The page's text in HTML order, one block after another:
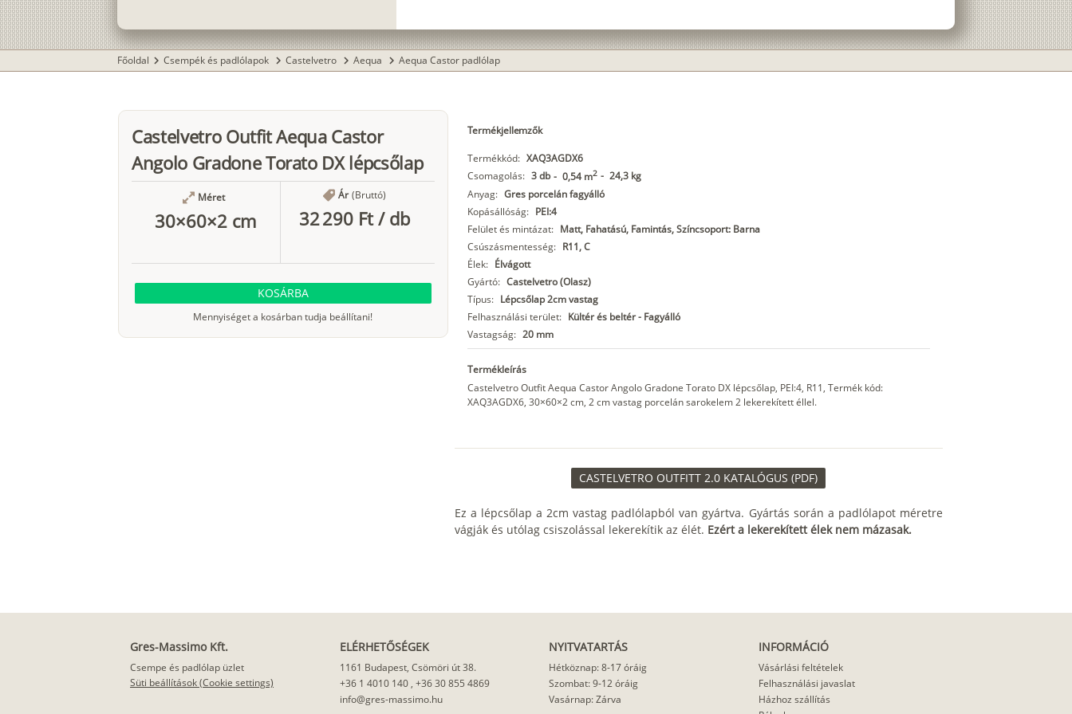
Főoldal chevron_right Csempék és padlólapok chevron_right Castelvetro chevron_right Aequa chevron_right Aequa Castor padlólap
Castelvetro Outfit Aequa Castor
Angolo Gradone Torato DX lépcsőlap
Méret
30×60×2 cm
Ár (Bruttó)
32 290 Ft/ db
KOSÁRBA
Mennyiséget a kosárban tudja beállítani!
Termékjellemzők
Termékkód: XAQ3AGDX6
Csomagolás: 3 db - 0,54 m2 - 24,3 kg
Anyag: Gres porcelán fagyálló
Kopásállóság: PEI:4
Felület és mintázat: Matt, Fahatású, Famintás, Színcsoport: Barna
Csúszásmentesség: R11, C
Élek: Élvágott
Gyártó: Castelvetro (Olasz)
Típus: Lépcsőlap 2cm vastag
Felhasználási terület: Kültér és beltér - Fagyálló
Vastagság: 20 mm
Termékleírás
Castelvetro Outfit Aequa Castor Angolo Gradone Torato DX lépcsőlap, PEI:4, R11, Termék kód:
XAQ3AGDX6, 30×60×2 cm, 2 cm vastag porcelán sarokelem 2 lekerekített éllel.
CASTELVETRO OUTFITT 2.0 KATALÓGUS (PDF)
Ez a lépcsőlap a 2cm vastag padlólapból van gyártva. Gyártás során a padlólapot méretre
vágják és utólag csiszolással lekerekítik az élét. Ezért a lekerekített élek nem mázasak.
Gres-Massimo Kft.
Csempe és padlólap üzlet
Süti beállítások (Cookie settings)
ELÉRHETŐSÉGEK
1161 Budapest, Csömöri út 38.
+36 1 4010 140, +36 30 855 4869
info@gres-massimo.hu
NYITVATARTÁS
Hétköznap: 8-17 óráig
Szombat: 9-12 óráig
Vasárnap: Zárva
INFORMÁCIÓ
Vásárlási feltételek
Felhasználási javaslat
Házhoz szállítás